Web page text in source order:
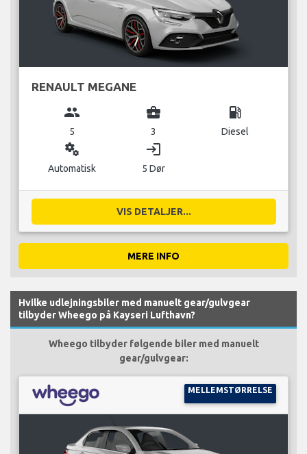
RENAULT MEGANE
group
5
business_center
3
local_gas_station
Diesel
miscellaneous_services
Automatisk
login
5 Dør
VIS DETALJER...
MERE INFO
Hvilke udlejningsbiler med manuelt gear/gulvgear
tilbyder Wheego på Kayseri Lufthavn?
Wheego tilbyder følgende biler med manuelt
gear/gulvgear:
MELLEMSTØRRELSE